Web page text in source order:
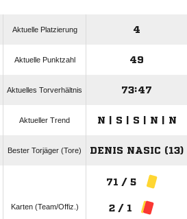
Aktuelle Platzierung 4
Aktuelle Punktzahl 49
Aktuelles Torverhältnis 73:47
Aktueller Trend N | S | S | N | N
Bester Torjäger (Tore) DENIS NASIC (13)
Karten (Team/Offiz.)
71 / 5
2 / 1